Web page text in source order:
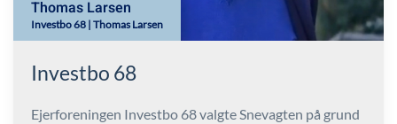
Thomas Larsen
Investbo 68 | Thomas Larsen
Investbo 68
Ejerforeningen Investbo 68 valgte Snevagten på grund